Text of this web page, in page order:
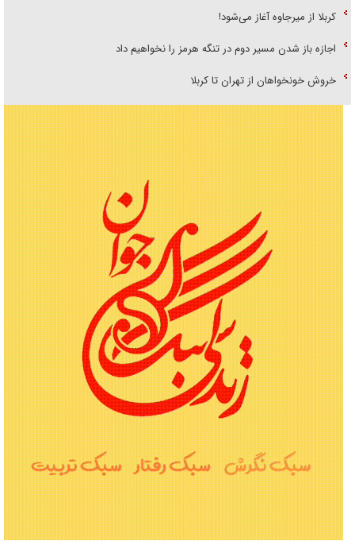
کربلا از میرجاوه آغاز می‌شود!
اجازه باز شدن مسیر دوم در تنگه هرمز را نخواهیم داد
خروش خونخواهان از تهران تا کربلا